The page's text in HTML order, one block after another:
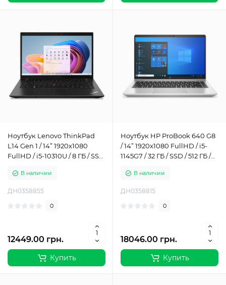
Ноутбук Lenovo ThinkPad
L14 Gen 1 / 14” 1920x1080
FullHD / i5-10310U / 8 ГБ / SSD
Класс Б
В наличии
ДН0358855
0
12449.00 грн.
Купить
Ноутбук HP ProBook 640 G8
/ 14” 1920x1080 FullHD / i5-
1145G7 / 32 ГБ / SSD / 512 ГБ /
В наличии
ДН0358815
0
18046.00 грн.
Купить